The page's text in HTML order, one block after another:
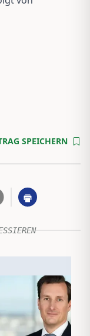
SPEICHERN